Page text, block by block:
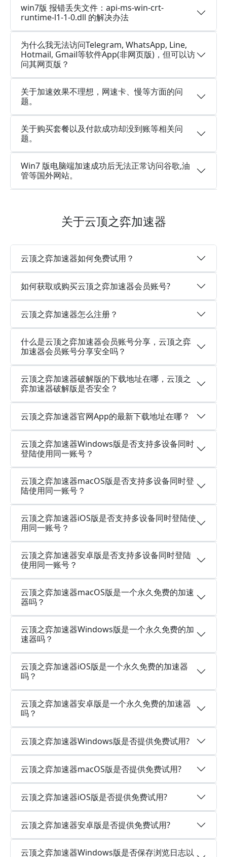
win7版 报错丢失文件：api-ms-win-crt-
runtime-l1-1-0.dll 的解决办法
为什么我无法访问Telegram, WhatsApp, Line,
Hotmail, Gmail等软件App(非网页版)，但可以访
问其网页版？
关于加速效果不理想，网速卡、慢等方面的问
题。
关于购买套餐以及付款成功却没到账等相关问
题。
Win7 版电脑端加速成功后无法正常访问谷歌,油
管等国外网站。
关于云顶之弈加速器
云顶之弈加速器如何免费试用？
如何获取或购买云顶之弈加速器会员账号?
云顶之弈加速器怎么注册？
什么是云顶之弈加速器会员账号分享，云顶之弈
加速器会员账号分享安全吗？
云顶之弈加速器破解版的下载地址在哪，云顶之
弈加速器破解版是否安全？
云顶之弈加速器官网App的最新下载地址在哪？
云顶之弈加速器Windows版是否支持多设备同时
登陆使用同一账号？
云顶之弈加速器macOS版是否支持多设备同时登
陆使用同一账号？
云顶之弈加速器iOS版是否支持多设备同时登陆使
用同一账号？
云顶之弈加速器安卓版是否支持多设备同时登陆
使用同一账号？
云顶之弈加速器macOS版是一个永久免费的加速
器吗？
云顶之弈加速器Windows版是一个永久免费的加
速器吗？
云顶之弈加速器iOS版是一个永久免费的加速器
吗？
云顶之弈加速器安卓版是一个永久免费的加速器
吗？
云顶之弈加速器Windows版是否提供免费试用?
云顶之弈加速器macOS版是否提供免费试用?
云顶之弈加速器iOS版是否提供免费试用?
云顶之弈加速器安卓版是否提供免费试用?
云顶之弈加速器Windows版是否保存浏览日志以